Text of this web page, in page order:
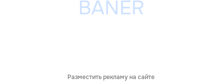
Разместить рекламу на сайте